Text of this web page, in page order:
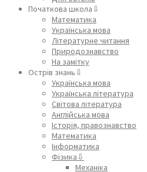
Початкова школа⇩
Математика
Українська мова
Літературне читання
Природознавство
На замітку
Острів знань⇩
Українська мова
Українська література
Світова література
Англійська мова
Історія, правознавство
Математика
Інформатика
Фізика⇩
Механіка